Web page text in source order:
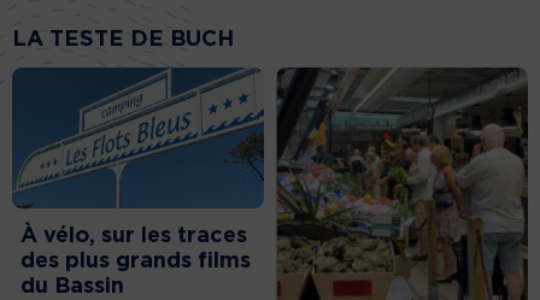
LA TESTE DE BUCH
À vélo, sur les traces
des plus grands films
du Bassin